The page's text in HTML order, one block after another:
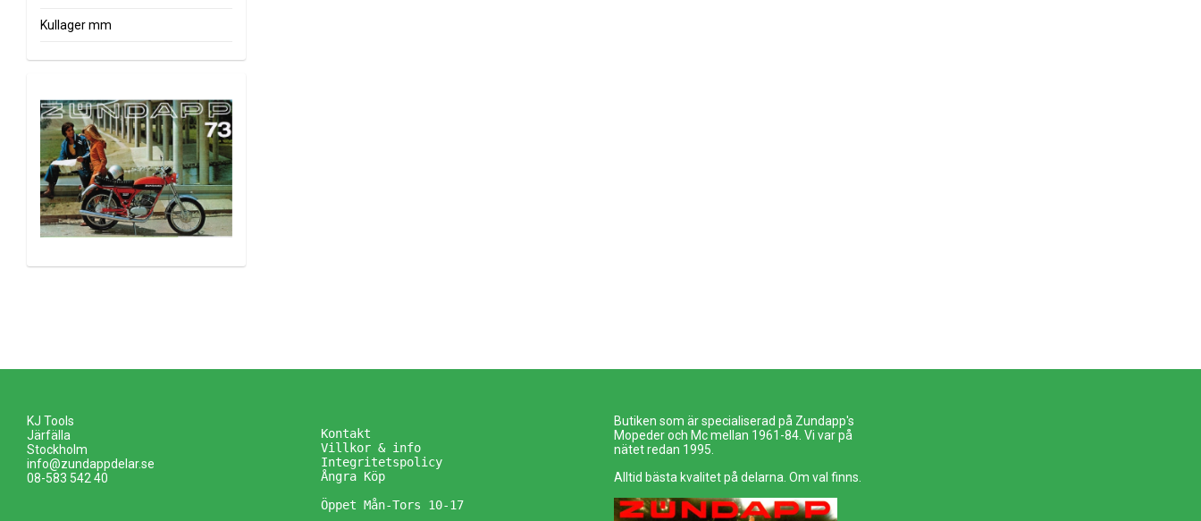
Kullager mm
KJ Tools
Järfälla
Stockholm
info@zundappdelar.se
08-583 542 40
Kontakt
Villkor & info
Integritetspolicy
Ångra Köp
Öppet Mån-Tors 10-17
Butiken som är specialiserad på Zundapp's
Mopeder och Mc mellan 1961-84. Vi var på
nätet redan 1995.
Alltid bästa kvalitet på delarna. Om val finns.